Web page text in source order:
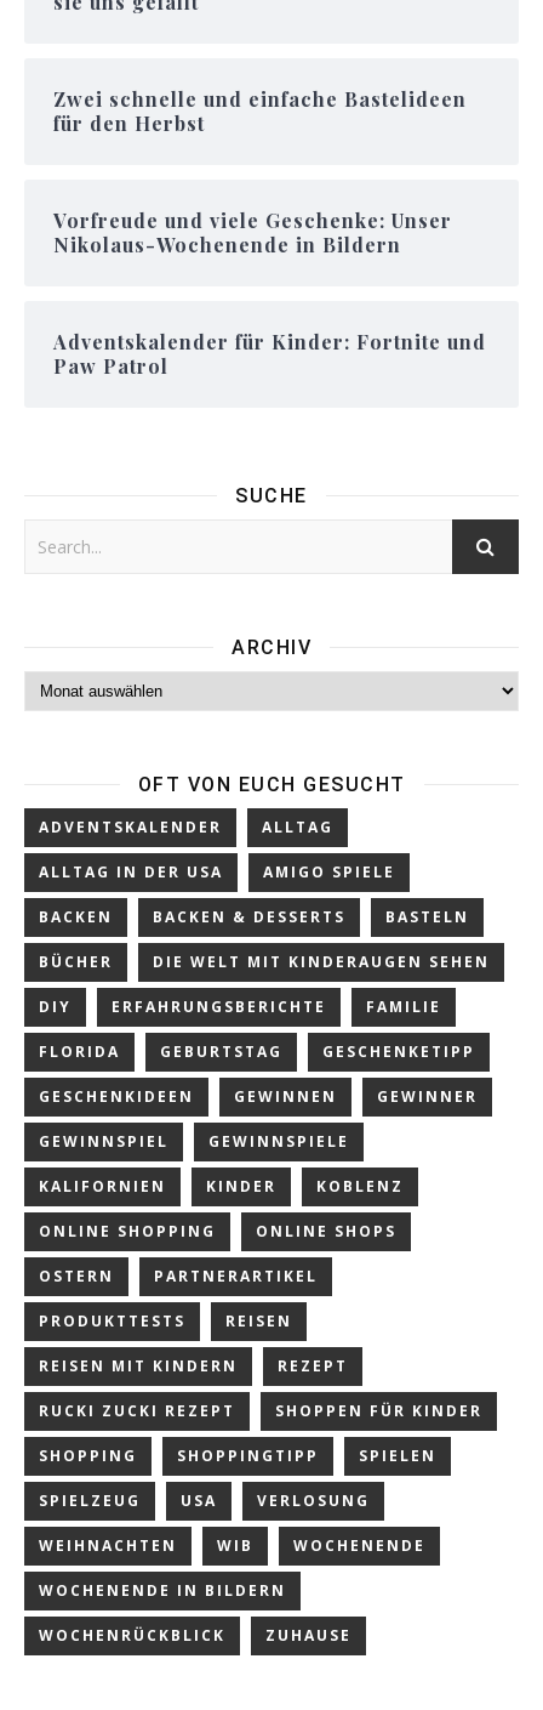
Zwei schnelle und einfache Bastelideen
für den Herbst
Vorfreude und viele Geschenke: Unser
Nikolaus-Wochenende in Bildern
Adventskalender für Kinder: Fortnite und
Paw Patrol
SUCHE
ARCHIV
Archiv
OFT VON EUCH GESUCHT
ADVENTSKALENDER ALLTAG
ALLTAG IN DER USA AMIGO SPIELE
BACKEN BACKEN & DESSERTS BASTELN
BÜCHER DIE WELT MIT KINDERAUGEN SEHEN
DIY ERFAHRUNGSBERICHTE FAMILIE
FLORIDA GEBURTSTAG GESCHENKETIPP
GESCHENKIDEEN GEWINNEN GEWINNER
GEWINNSPIEL GEWINNSPIELE
KALIFORNIEN KINDER KOBLENZ
ONLINE SHOPPING ONLINE SHOPS
OSTERN PARTNERARTIKEL
PRODUKTTESTS REISEN
REISEN MIT KINDERN REZEPT
RUCKI ZUCKI REZEPT SHOPPEN FÜR KINDER
SHOPPING SHOPPINGTIPP SPIELEN
SPIELZEUG USA VERLOSUNG
WEIHNACHTEN WIB WOCHENENDE
WOCHENENDE IN BILDERN
WOCHENRÜCKBLICK ZUHAUSE